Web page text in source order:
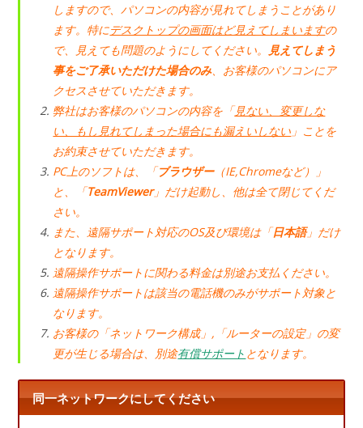
しますので、パソコンの内容が見れてしまうことがあり
ます。特にデスクトップの画面はど見えてしまいますの
で、見えても問題のようにしてください。 見えてしまう
事をご了承いただけた場合のみ、お客様のパソコンにア
クセスさせていただきます。
弊社はお客様のパソコンの内容を「見ない、変更しな
い、もし見れてしまった場合にも漏えいしない 」ことを
お約束させていただきます。
PC上のソフトは、「ブラウザー（IE,Chromeなど）」
と、「TeamViewer」だけ起動し、他は全て閉じてくだ
さい。
また、遠隔サポート対応のOS及び環境は「日本語」だけ
となります。
遠隔操作サポートに関わる料金は別途お支払ください。
遠隔操作サポートは該当の電話機のみがサポート対象と
なります。
お客様の「ネットワーク構成」,「ルーターの設定」の変
更が生じる場合は、別途有償サポート となります。
同一ネットワークにしてください